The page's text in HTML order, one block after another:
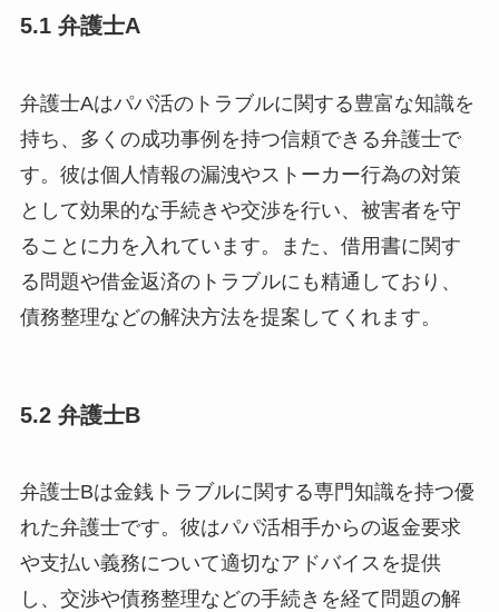
5.1 弁護士A
弁護士Aはパパ活のトラブルに関する豊富な知識を
持ち、多くの成功事例を持つ信頼できる弁護士で
す。彼は個人情報の漏洩やストーカー行為の対策
として効果的な手続きや交渉を行い、被害者を守
ることに力を入れています。また、借用書に関す
る問題や借金返済のトラブルにも精通しており、
債務整理などの解決方法を提案してくれます。
5.2 弁護士B
弁護士Bは金銭トラブルに関する専門知識を持つ優
れた弁護士です。彼はパパ活相手からの返金要求
や支払い義務について適切なアドバイスを提供
し、交渉や債務整理などの手続きを経て問題の解